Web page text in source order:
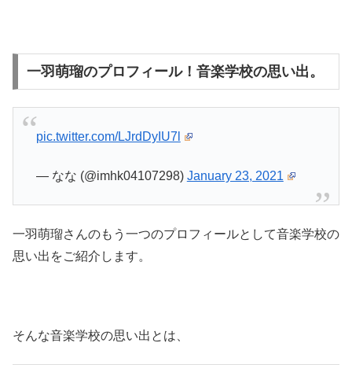
一羽萌瑠のプロフィール！音楽学校の思い出。
pic.twitter.com/LJrdDyIU7l
— なな (@imhk04107298) January 23, 2021
一羽萌瑠さんのもう一つのプロフィールとして音楽学校の
思い出をご紹介します。
そんな音楽学校の思い出とは、